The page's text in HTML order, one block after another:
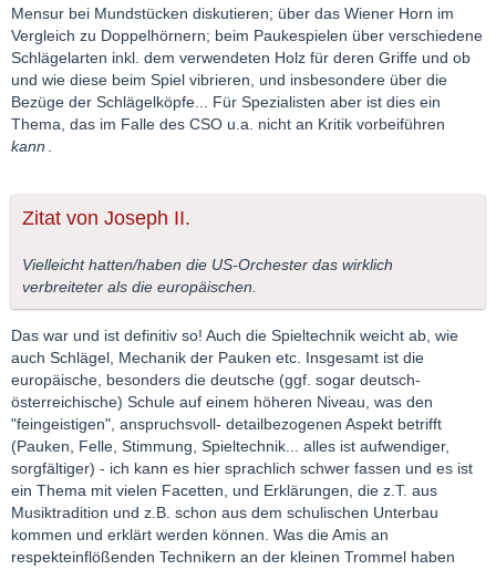
Mensur bei Mundstücken diskutieren; über das Wiener Horn im
Vergleich zu Doppelhörnern; beim Paukespielen über verschiedene
Schlägelarten inkl. dem verwendeten Holz für deren Griffe und ob
und wie diese beim Spiel vibrieren, und insbesondere über die
Bezüge der Schlägelköpfe... Für Spezialisten aber ist dies ein
Thema, das im Falle des CSO u.a. nicht an Kritik vorbeiführen
kann
Zitat von Joseph II.
Vielleicht hatten/haben die US-Orchester das wirklich
verbreiteter als die europäischen.
Das war und ist definitiv so! Auch die Spieltechnik weicht ab, wie
auch Schlägel, Mechanik der Pauken etc. Insgesamt ist die
europäische, besonders die deutsche (ggf. sogar deutsch-
österreichische) Schule auf einem höheren Niveau, was den
"feingeistigen", anspruchsvoll- detailbezogenen Aspekt betrifft
(Pauken, Felle, Stimmung, Spieltechnik... alles ist aufwendiger,
sorgfältiger) - ich kann es hier sprachlich schwer fassen und es ist
ein Thema mit vielen Facetten, und Erklärungen, die z.T. aus
Musiktradition und z.B. schon aus dem schulischen Unterbau
kommen und erklärt werden können. Was die Amis an
respekteinflößenden Technikern an der kleinen Trommel haben